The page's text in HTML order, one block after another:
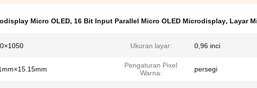
Micro OLED, 16 Bit Input Parallel Micro OLED Microdisplay, Layar
Ukuran layar: 0,96 inci
Pengaturan Pixel
Warna:
persegi